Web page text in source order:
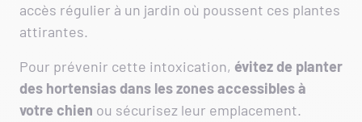
accès régulier à un jardin où poussent ces plantes
attirantes.
Pour prévenir cette intoxication, évitez de planter
des hortensias dans les zones accessibles à
votre chien ou sécurisez leur emplacement.